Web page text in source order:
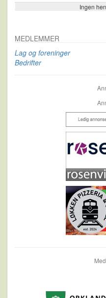
Ingen
Se flere…
MEDLEMMER
Lag og foreninger
Bedrifter